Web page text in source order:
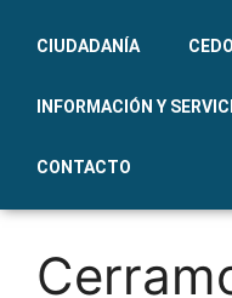
CIUDADANÍA
INFORMACIÓN Y
CONTACTO